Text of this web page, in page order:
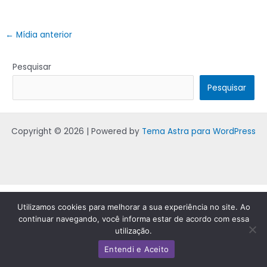
← Mídia anterior
Pesquisar
Pesquisar
Copyright © 2026 | Powered by Tema Astra para WordPress
Utilizamos cookies para melhorar a sua experiência no site. Ao
continuar navegando, você informa estar de acordo com essa
utilização.
Entendi e Aceito